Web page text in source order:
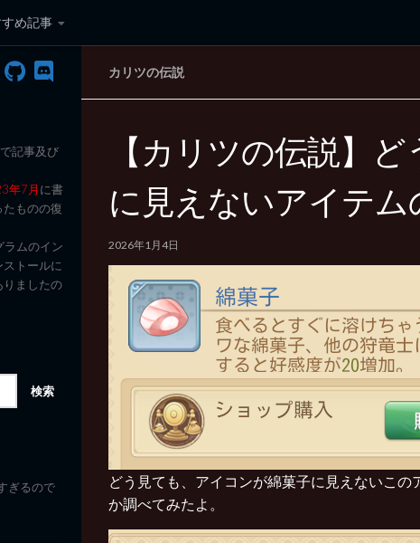
め記事
ピュータ日記 3rd Edition
カリツの伝説
【カリツの伝説】
に見えないアイテム
2026年1月4日
どう見ても、アイコンが綿菓子に見えないこ
か調べてみたよ。
記事及び
年7月に書
ものの復
ムのイン
トールに
りましたの
ぎるので